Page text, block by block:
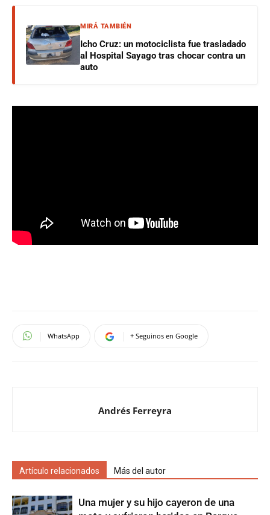
MIRÁ TAMBIÉN
Icho Cruz: un motociclista fue trasladado
al Hospital Sayago tras chocar contra un
auto
WhatsApp + Seguinos en Google
Andrés Ferreyra
Artículo relacionados Más del autor
Una mujer y su hijo cayeron de una